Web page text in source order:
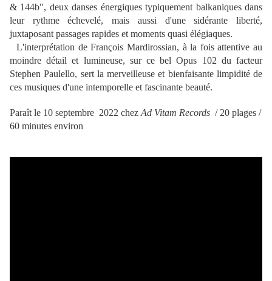
& 144b", deux danses énergiques typiquement balkaniques dans
leur rythme échevelé, mais aussi d'une sidérante liberté,
juxtaposant passages rapides et moments quasi élégiaques.
L'interprétation de François Mardirossian, à la fois attentive au
moindre détail et lumineuse, sur ce bel Opus 102 du facteur
Stephen Paulello, sert la merveilleuse et bienfaisante limpidité de
ces musiques d'une intemporelle et fascinante beauté.
Paraît le 10 septembre 2022 chez Ad Vitam Records / 20 plages /
60 minutes environ